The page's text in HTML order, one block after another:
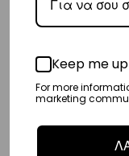
– Προσφέρουμε επίσης
Ελλάδα με extra
Κύπρος
– Τα έξοδα
Keep me
For more
marketing